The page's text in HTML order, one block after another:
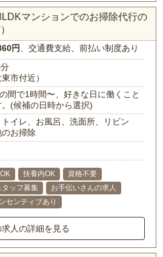
マンションでのお掃除代行の
円 、交通費支給、前払い制度あり
市付近）
間で1時間〜、好きな日に働くこと
(候補の日時から選択)
イレ、お風呂、洗面所、リビン
お掃除
扶養内OK
資格不要
ッフ募集
お手伝いさんの求人
センティブあり
求人の詳細を見る